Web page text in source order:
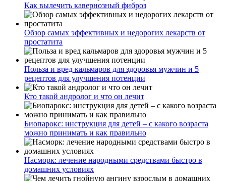
Как вылечить кавернозный фиброз
Обзор самых эффективных и недорогих лекарств от
простатита
Польза и вред кальмаров для здоровья мужчин и 5
рецептов для улучшения потенции
Кто такой андролог и что он лечит
Биопарокс: инструкция для детей – с какого возраста
можно принимать и как правильно
Насморк: лечение народными средствами быстро в
домашних условиях